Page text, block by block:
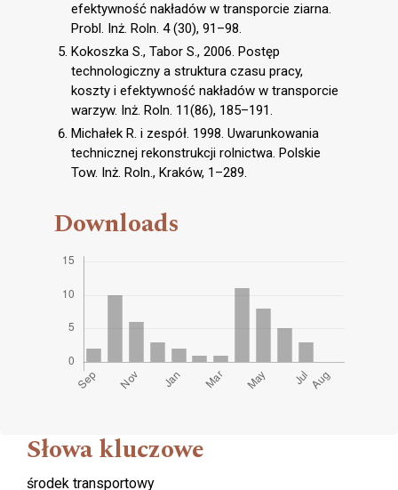
efektywność nakładów w transporcie ziarna.
Probl. Inż. Roln. 4 (30), 91–98.
Kokoszka S., Tabor S., 2006. Postęp
technologiczny a struktura czasu pracy,
koszty i efektywność nakładów w transporcie
warzyw. Inż. Roln. 11(86), 185–191.
Michałek R. i zespół. 1998. Uwarunkowania
technicznej rekonstrukcji rolnictwa. Polskie
Tow. Inż. Roln., Kraków, 1–289.
Downloads
Słowa kluczowe
środek transportowy